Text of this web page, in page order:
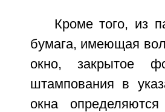
Кроме того, из
бумага, имеющая
окно, закрытое
штампования в
окна